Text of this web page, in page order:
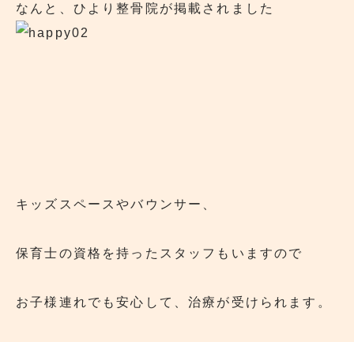
なんと、ひより整骨院が掲載されました
キッズスペースやバウンサー、
保育士の資格を持ったスタッフもいますので
お子様連れでも安心して、治療が受けられます。